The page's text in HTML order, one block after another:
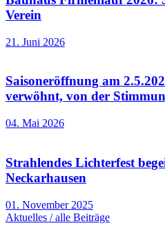
Verein
21. Juni 2026
Saisoneröffnung am
verwöhnt, von der
04. Mai 2026
Strahlendes Lichterfest
Neckarhausen
01. November 2025
Aktuelles / alle Beiträge